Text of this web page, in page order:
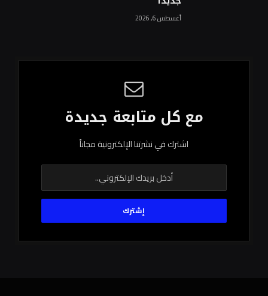
أغسطس 6, 2026
مع كل متابعة جديدة
اشترك في نشرتنا الإلكترونية مجاناً